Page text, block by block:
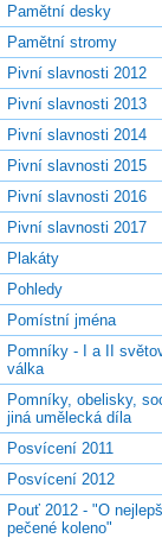
Pamětní desky
Pamětní stromy
Pivní slavnosti 2012
Pivní slavnosti 2013
Pivní slavnosti 2014
Pivní slavnosti 2015
Pivní slavnosti 2016
Pivní slavnosti 2017
Plakáty
Pohledy
Pomístní jména
Pomníky - I a II
válka
Pomníky, obelisky,
jiná umělecká díla
Posvícení 2011
Posvícení 2012
Pouť 2012 - "O
pečené koleno"